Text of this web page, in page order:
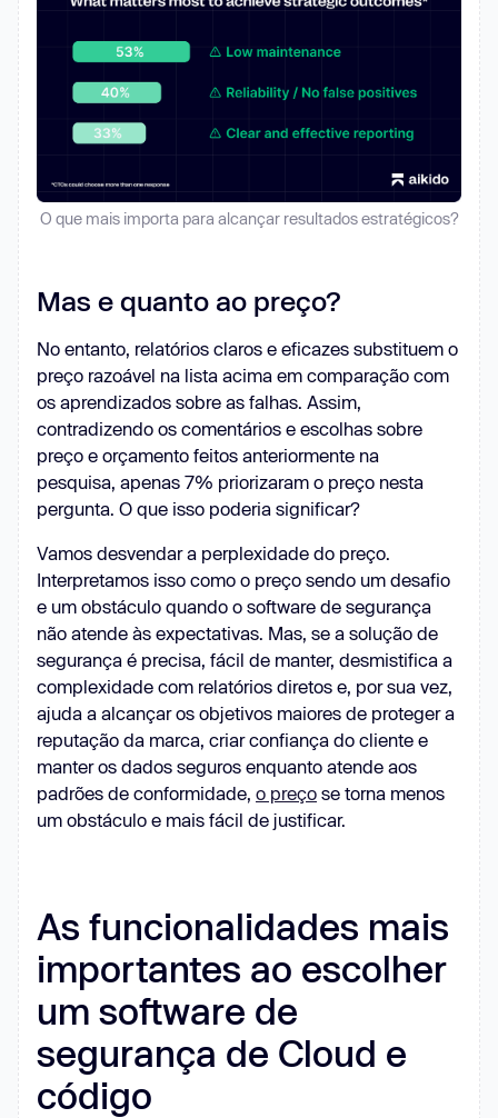
O que mais importa para alcançar resultados estratégicos?
Mas e quanto ao preço?
No entanto, relatórios claros e eficazes substituem o
preço razoável na lista acima em comparação com
os aprendizados sobre as falhas. Assim,
contradizendo os comentários e escolhas sobre
preço e orçamento feitos anteriormente na
pesquisa, apenas 7% priorizaram o preço nesta
pergunta. O que isso poderia significar?
Vamos desvendar a perplexidade do preço.
Interpretamos isso como o preço sendo um desafio
e um obstáculo quando o software de segurança
não atende às expectativas. Mas, se a solução de
segurança é precisa, fácil de manter, desmistifica a
complexidade com relatórios diretos e, por sua vez,
ajuda a alcançar os objetivos maiores de proteger a
reputação da marca, criar confiança do cliente e
manter os dados seguros enquanto atende aos
padrões de conformidade, o preço se torna menos
um obstáculo e mais fácil de justificar.
As funcionalidades mais
importantes ao escolher
um software de
segurança de Cloud e
código